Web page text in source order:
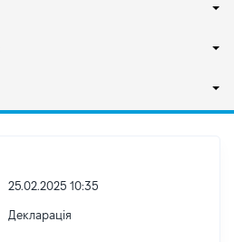
25.02.2025 10:35
Декларація